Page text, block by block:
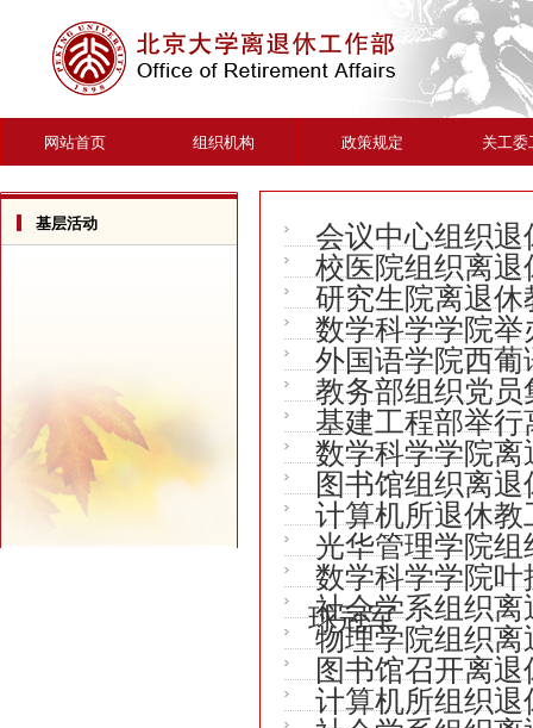
网站首页 组织机构 政策规定 关工委
基层活动
会议中心组织
校医院组织离
研究生院离退
数学科学学院
外国语学院西葡
教务部组织党
基建工程部举
数学科学学院
图书馆组织离
计算机所退休
光华管理学院
数学科学学院叶
球冠军
社会学系组织
物理学院组织离
图书馆召开离
计算机所组织